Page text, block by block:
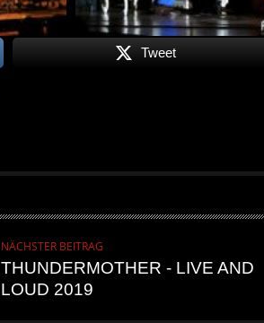
Tweet
NÄCHSTER BEITRAG
THUNDERMOTHER - LIVE AND
LOUD 2019